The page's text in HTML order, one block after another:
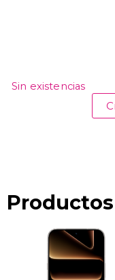
Sin existencias